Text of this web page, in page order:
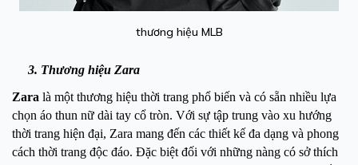
thương hiệu MLB
3. Thương hiệu Zara
Zara là một thương hiệu thời trang phổ biến và có sẵn nhiều lựa
chọn áo thun nữ dài tay cổ tròn. Với sự tập trung vào xu hướng
thời trang hiện đại, Zara mang đến các thiết kế đa dạng và phong
cách thời trang độc đáo. Đặc biệt đối với những nàng có sở thích